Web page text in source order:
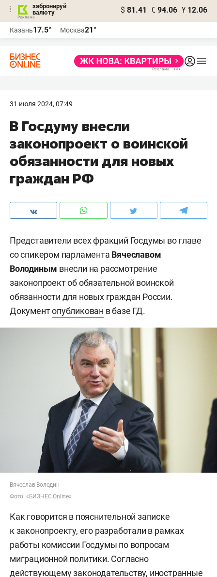
забронируй
валюту
$ 81.41 € 94.06 ¥ 12.06
Казань17.5° Москва21°
31 июля 2024, 07:49
В Госдуму внесли
законопроект о воинской
обязанности для новых
граждан РФ
Представители всех фракций Госдумы во главе
со спикером парламента Вячеславом
Володиным внесли на рассмотрение
законопроект об обязательной воинской
обязанности для новых граждан России.
Документопубликован в базе ГД.
Вячеслав Володин
Фото: «БИЗНЕС Online»
Как говорится в пояснительной записке
к законопроекту, его разработали в рамках
работы комиссии Госдумы по вопросам
миграционной политики. Согласно
действующему законодательству, иностранные